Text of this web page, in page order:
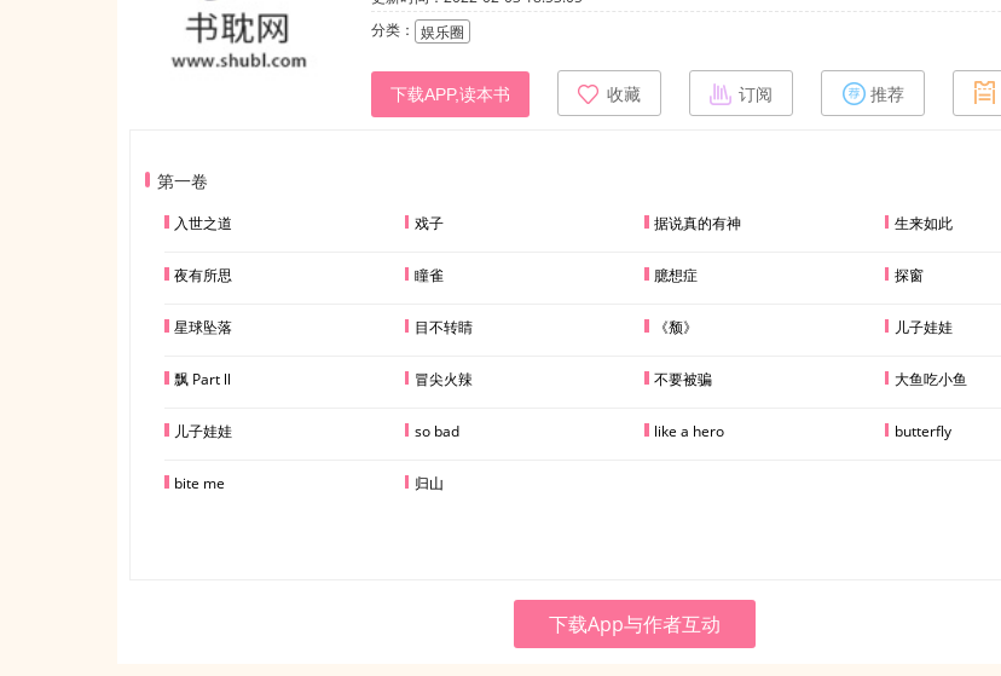
分类： 娱乐圈
下载APP,读本书 收藏 订阅 推荐
第一卷
入世之道 戏子 据说真的有神 生来如此
夜有所思 瞳雀 臆想症 探窗
星球坠落 目不转睛 《颓》 儿子娃娃
飘 Part ll 冒尖火辣 不要被骗 大鱼吃小鱼
儿子娃娃 so bad like a hero butterfly
bite me 归山
下载App与作者互动